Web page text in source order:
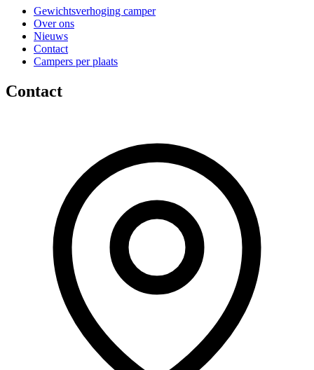
Gewichtsverhoging camper
Over ons
Nieuws
Contact
Campers per plaats
Contact